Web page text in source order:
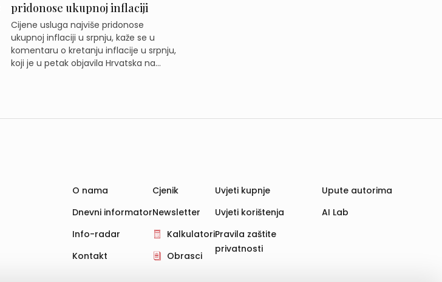
pridonose ukupnoj inflaciji
Cijene usluga najviše pridonose
ukupnoj inflaciji u srpnju, kaže se u
komentaru o kretanju inflacije u srpnju,
koji je u petak objavila Hrvatska na...
O nama
Dnevni informator
Info-radar
Kontakt
Cjenik
Newsletter
Kalkulatori
Obrasci
Uvjeti kupnje
Uvjeti korištenja
Pravila zaštite
privatnosti
Upute autorima
AI Lab